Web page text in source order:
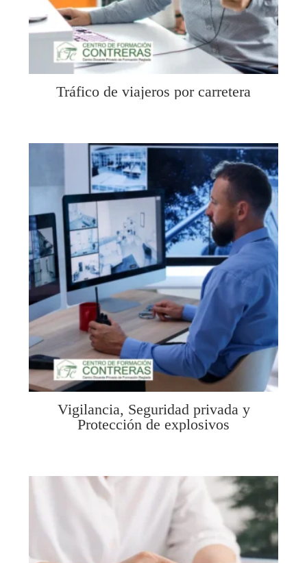
Tráfico de viajeros por carretera
Vigilancia, Seguridad privada y
Protección de explosivos